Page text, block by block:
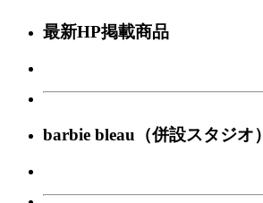
最新HP掲載商品
barbie bleau（併設スタジオ）